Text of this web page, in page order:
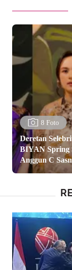
8 Foto
Deretan
BIYAN Spring
Anggun C
dan Nagita